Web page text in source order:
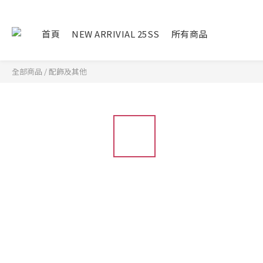
首頁 NEW ARRIVIAL 25SS 所有商品
全部商品 /配飾及其他